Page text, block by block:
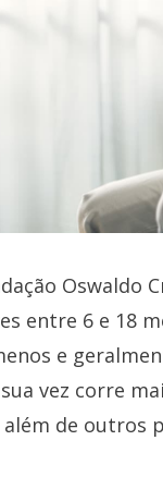
Oswaldo
entre 6 e 18
e
vez corre
de outros